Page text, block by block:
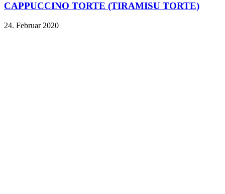
CAPPUCCINO TORTE (TIRAMISU TORTE)
24. Februar 2020